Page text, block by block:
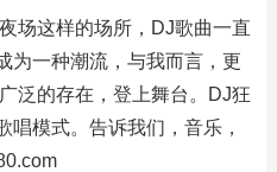
场这样的场所，DJ歌曲一直
为一种潮流，与我而言，更
泛的存在，登上舞台。DJ狂
唱模式。告诉我们，音乐，